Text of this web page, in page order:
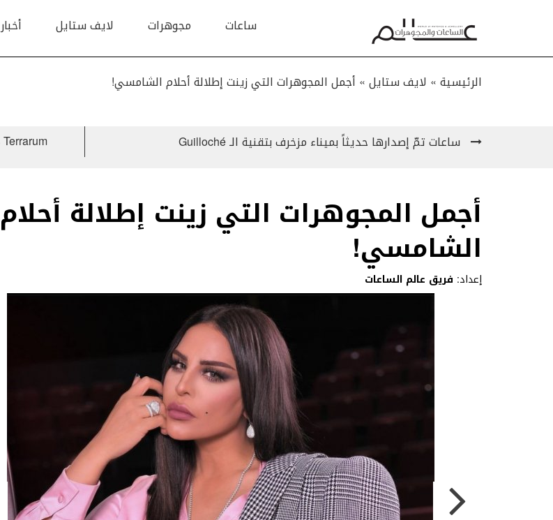
ساعات مجوهرات لايف ستايل أخبار
الرئيسية » لايف ستايل» أجمل المجوهرات التي زينت إطلالة أحلام الشامسي!
ساعات تمّ إصدارها حديثاً بميناء مزخرف بتقنية الـ Guilloché
أجمل المجوهرات التي زينت إطلالة أحلام
الشامسي!
إعداد: فريق عالم الساعات